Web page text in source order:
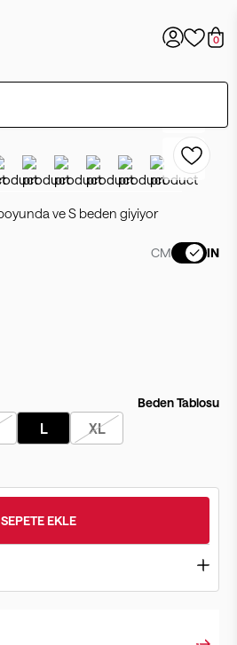
0
ve S beden giyiyor
CM IN
Beden Tablosu
L XL
SEPETE EKLE